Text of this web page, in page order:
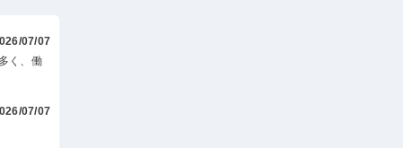
07/07
く、働
07/07